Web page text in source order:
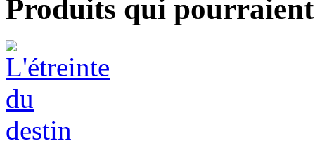
Produits qui